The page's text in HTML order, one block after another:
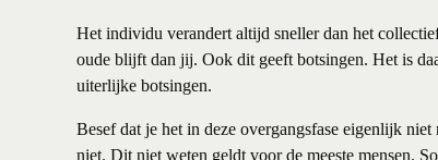
Het individu verandert altijd sneller dan het
oude blijft dan jij. Ook dit geeft botsingen. Het is
uiterlijke botsingen.
Besef dat je het in deze overgangsfase eigenlijk
niet. Dit niet weten geldt voor de meeste mensen.